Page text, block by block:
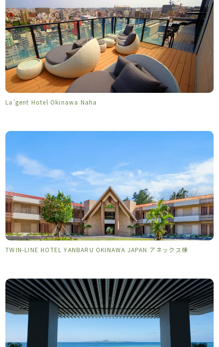
La’gent Hotel Okinawa Naha
TWIN-LINE HOTEL YANBARU OKINAWA JAPAN アネックス棟